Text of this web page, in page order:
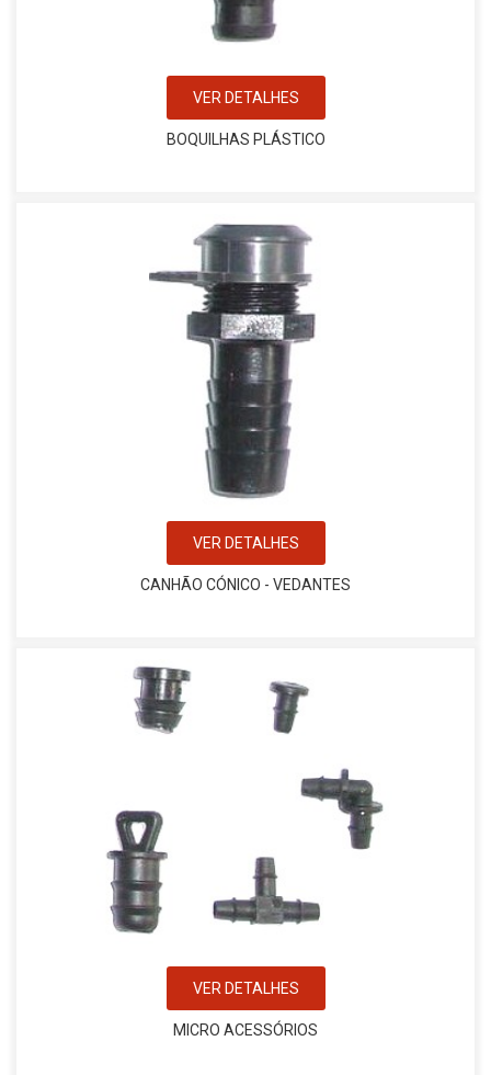
VER DETALHES
BOQUILHAS PLÁSTICO
VER DETALHES
CANHÃO CÓNICO - VEDANTES
VER DETALHES
MICRO ACESSÓRIOS